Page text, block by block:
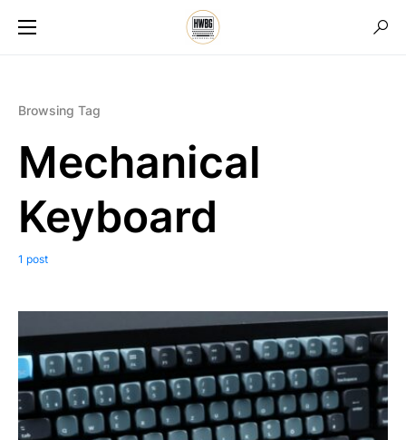
Browsing Tag
Mechanical
Keyboard
1 post